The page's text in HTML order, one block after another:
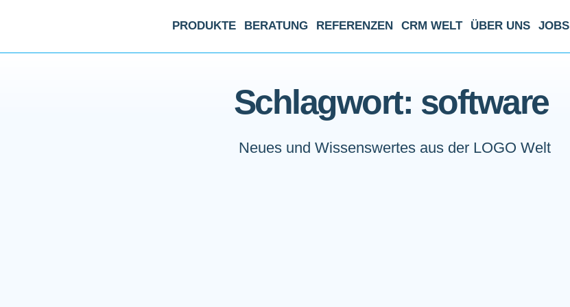
PRODUKTE BERATUNG REFERENZEN CRM WELT ÜBER UNS JOBS
Schlagwort: software
Neues und Wissenswertes aus der LOGO Welt